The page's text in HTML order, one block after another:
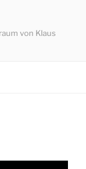
von Klaus